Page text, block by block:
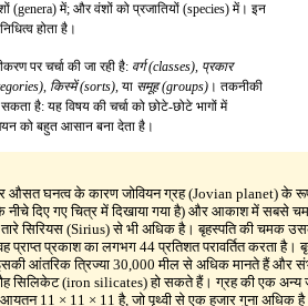
(genera) में; और वंशों को प्रजातियों (species) में। इन
होता है।
पर चर्चा की जा रही है: वर्ग (classes), प्रकार
, किस्में (sorts), या समूह (groups) । तकनीकी
है: यह विषय की चर्चा को छोटे-छोटे भागों में
को बहुत आसान बना देता है।
घनत्व के कारण जोवियन ग्रह (Jovian planet) के रूप
नीचे दिए गए चित्र में दिखाया गया है) और आकाश में सबसे
सिरियस (Sirius) से भी अधिक है। बृहस्पति की चमक
वह प्राप्त प्रकाश का लगभग 44 प्रतिशत परावर्तित
आंतरिक त्रिज्या 30,000 मील से अधिक मानते हैं और
सिलिकेट (iron silicates) हो सकते हैं। ग्रह की एक अन्य
11 × 11 × 11 है, जो पृथ्वी से एक हजार गुना अधिक